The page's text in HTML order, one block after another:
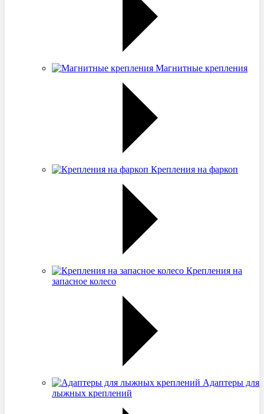
Магнитные крепления
Крепления на фаркоп
Крепления на
запасное колесо
Адаптеры для
лыжных креплений